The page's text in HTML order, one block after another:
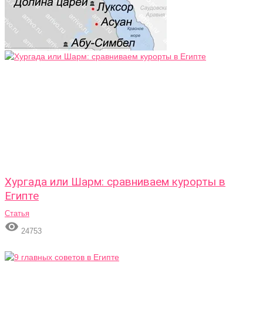
Хургада или Шарм: сравниваем курорты в
Египте
Статья
 24753